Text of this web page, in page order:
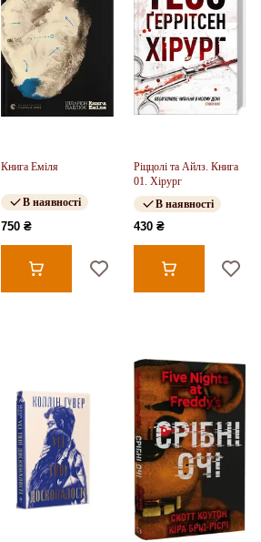
Книга Еміля
В наявності
750 ₴
Ріццолі та Айлз. Книга
01. Хірург
В наявності
430 ₴